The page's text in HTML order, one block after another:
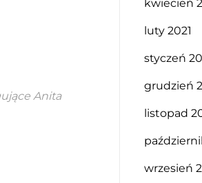
Anita
kwiecień
luty 2021
styczeń
grudzień
listopad
wrzesień